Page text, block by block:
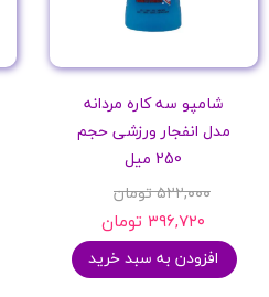
شامپو سه کاره مردانه
مدل انفجار ورزشی حجم
250 میل
۵۲۲,۰۰۰ تومان
۳۹۶,۷۲۰ تومان
افزودن به سبد خرید